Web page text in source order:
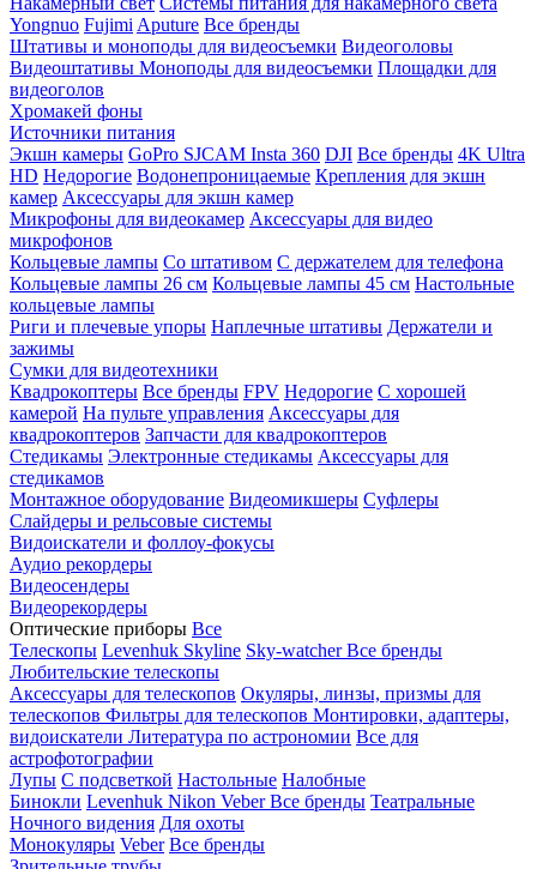
Yongnuo Fujimi Aputure Все бренды
Штативы и моноподы для видеосъемки Видеоголовы
Видеоштативы Моноподы для видеосъемки Площадки для
видеоголов
Хромакей фоны
Источники питания
Экшн камеры GoPro SJCAM Insta 360 DJI Все бренды 4K Ultra
HD Недорогие Водонепроницаемые Крепления для экшн
камер Аксессуары для экшн камер
Микрофоны для видеокамер Аксессуары для видео
микрофонов
Кольцевые лампы Со штативом C держателем для телефона
Кольцевые лампы 26 см Кольцевые лампы 45 см Настольные
кольцевые лампы
Риги и плечевые упоры Наплечные штативы Держатели и
зажимы
Сумки для видеотехники
Квадрокоптеры Все бренды FPV Недорогие С хорошей
камерой На пульте управления Аксессуары для
квадрокоптеров Запчасти для квадрокоптеров
Стедикамы Электронные стедикамы Аксессуары для
стедикамов
Монтажное оборудование Видеомикшеры Суфлеры
Слайдеры и рельсовые системы
Видоискатели и фоллоу-фокусы
Аудио рекордеры
Видеосендеры
Видеорекордеры
Оптические приборы Все
Телескопы Levenhuk Skyline Sky-watcherВсе бренды
Любительские телескопы
Аксессуары для телескопов Окуляры, линзы, призмы для
телескопов Фильтры для телескопов Монтировки, адаптеры,
видоискатели Литература по астрономии Все для
астрофотографии
Лупы С подсветкой Настольные Налобные
Бинокли Levenhuk Nikon VeberВсе бренды Театральные
Ночного видения Для охоты
Монокуляры Veber Все бренды